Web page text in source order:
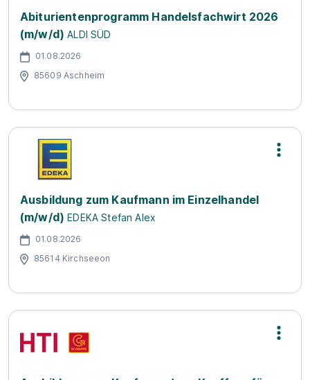
Abiturientenprogramm Handelsfachwirt 2026
(m/w/d) ALDI SÜD
01.08.2026
85609 Aschheim
Ausbildung zum Kaufmann im Einzelhandel
(m/w/d) EDEKA Stefan Alex
01.08.2026
85614 Kirchseeon